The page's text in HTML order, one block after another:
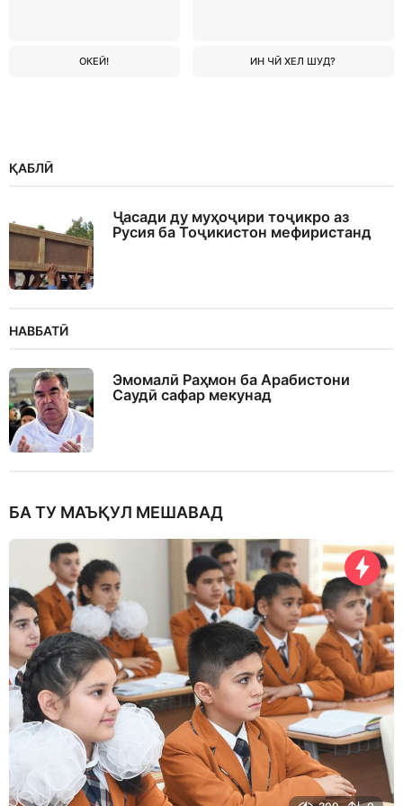
ОКЕЙ! ИН ЧӢ ХЕЛ ШУД?
ҚАБЛӢ
Ҷасади ду муҳоҷири тоҷикро аз
Русия ба Тоҷикистон мефиристанд
НАВБАТӢ
Эмомалӣ Раҳмон ба Арабистони
Саудӣ сафар мекунад
БА ТУ МАЪҚУЛ МЕШАВАД